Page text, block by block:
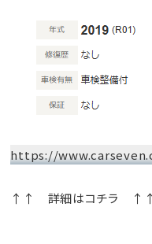
https://
↑↑ 詳細はコチラ ↑↑